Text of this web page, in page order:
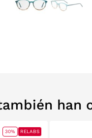
han
30% RELABS